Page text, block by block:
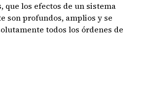
que los efectos de un sistema
son profundos, amplios y se
todos los órdenes de